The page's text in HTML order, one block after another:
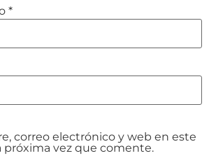
*
correo electrónico y web en este
próxima vez que comente.